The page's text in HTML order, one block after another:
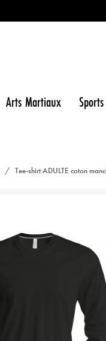
Arts Martiaux
Tee-shirt ADULTE coton